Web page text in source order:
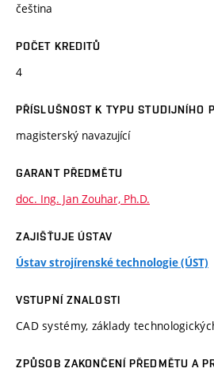
čeština
POČET KREDITŮ
4
PŘÍSLUŠNOST K TYPU STUDIJNÍHO
magisterský navazující
GARANT PŘEDMĚTU
doc. Ing. Jan Zouhar, Ph.D.
ZAJIŠŤUJE ÚSTAV
Ústav strojírenské technologie (ÚST)
VSTUPNÍ ZNALOSTI
CAD systémy, základy
ZPŮSOB ZAKONČENÍ PŘEDMĚTU A